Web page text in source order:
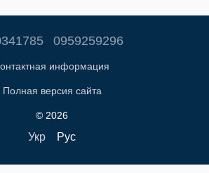
0959259296
информация
Полная версия сайта
© 2026
Укр Рус